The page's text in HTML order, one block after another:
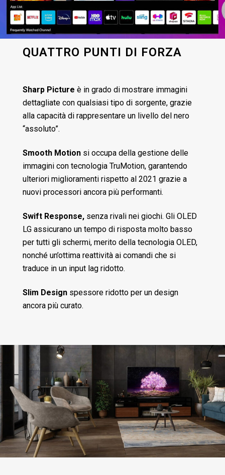
QUATTRO PUNTI DI FORZA
Sharp Picture è in grado di mostrare immagini
dettagliate con qualsiasi tipo di sorgente, grazie
alla capacità di rappresentare un livello del nero
“assoluto”.
Smooth Motion si occupa della gestione delle
immagini con tecnologia TruMotion, garantendo
ulteriori miglioramenti rispetto al 2021 grazie a
nuovi processori ancora più performanti.
Swift Response, senza rivali nei giochi. Gli OLED
LG assicurano un tempo di risposta molto basso
per tutti gli schermi, merito della tecnologia OLED,
nonché un’ottima reattività ai comandi che si
traduce in un input lag ridotto.
Slim Design spessore ridotto per un design
ancora più curato.